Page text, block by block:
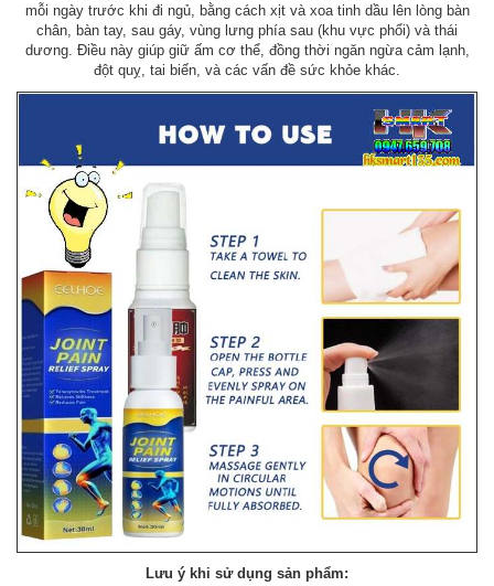
mỗi ngày trước khi đi ngủ, bằng cách xịt và xoa tinh dầu lên lòng bàn
chân, bàn tay, sau gáy, vùng lưng phía sau (khu vực phổi) và thái
dương. Điều này giúp giữ ấm cơ thể, đồng thời ngăn ngừa cảm lạnh,
đột quỵ, tai biến, và các vấn đề sức khỏe khác.
Lưu ý khi sử dụng sản phẩm: